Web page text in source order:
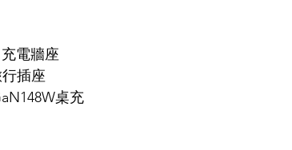
電牆座
插座
桌充